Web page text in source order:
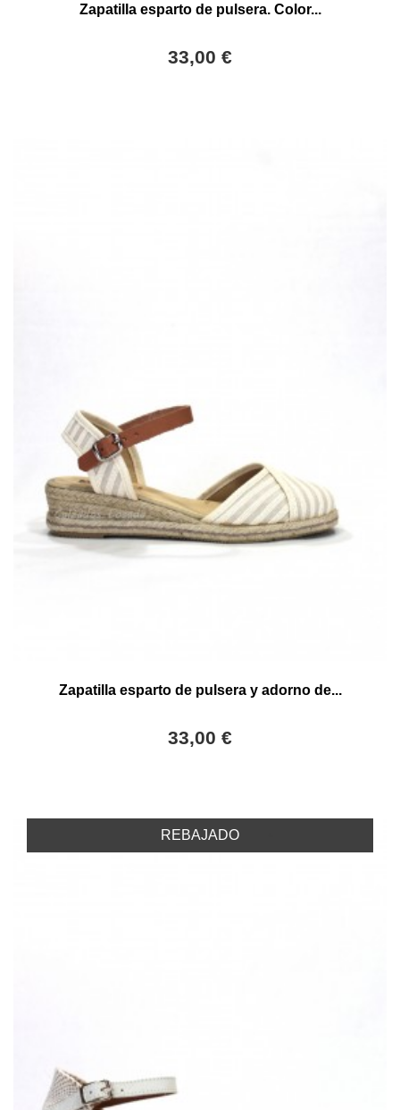
Zapatilla esparto de pulsera. Color...
33,00 €
Zapatilla esparto de pulsera y adorno de...
33,00 €
REBAJADO